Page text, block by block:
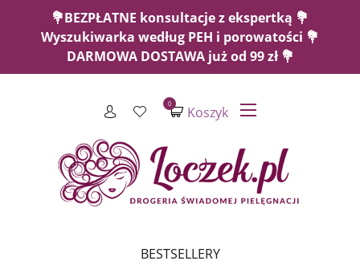
💐BEZPŁATNE konsultacje z ekspertką 💐
Wyszukiwarka według PEH i porowatości 💐
DARMOWA DOSTAWA już od 99 zł 💐
Koszyk
0
BESTSELLERY